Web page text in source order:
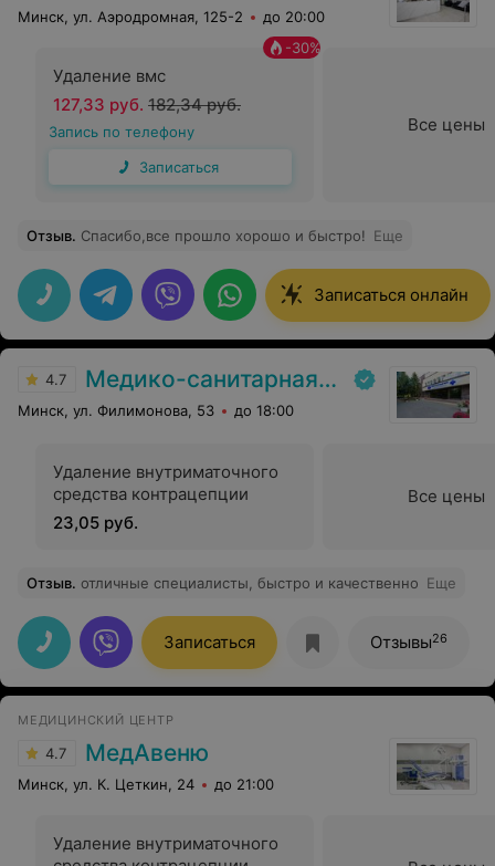
Минск, ул. Аэродромная, 125-2 до 20:00
Удаление вмс
-30%
127,33 руб. 182,34 руб.
Запись по телефону
Записаться
Все цены
Отзыв. Спасибо,все прошло хорошо и быстро! Еще
Записаться онлайн
4.7 Медико-санитарная часть Вавилова
Минск, ул. Филимонова, 53 до 18:00
Удаление внутриматочного
средства контрацепции
23,05 руб.
Все цены
Отзыв. отличные специалисты, быстро и качественно Еще
Записаться Отзывы26
МЕДИЦИНСКИЙ ЦЕНТР
4.7 МедАвеню
Минск, ул. К. Цеткин, 24 до 21:00
Удаление внутриматочного